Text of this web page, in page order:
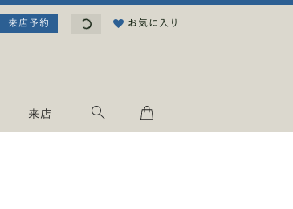
来店予約 読み込み中...お気に入り
来店